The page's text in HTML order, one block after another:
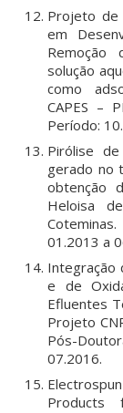
Projeto de
em
Remoção
solução
como
CAPES –
Período:
Pirólise
gerado no
obtenção
Heloisa
01.2013 a
Integração
e de
Efluentes
Projeto
Pós-
07.2016.
Products